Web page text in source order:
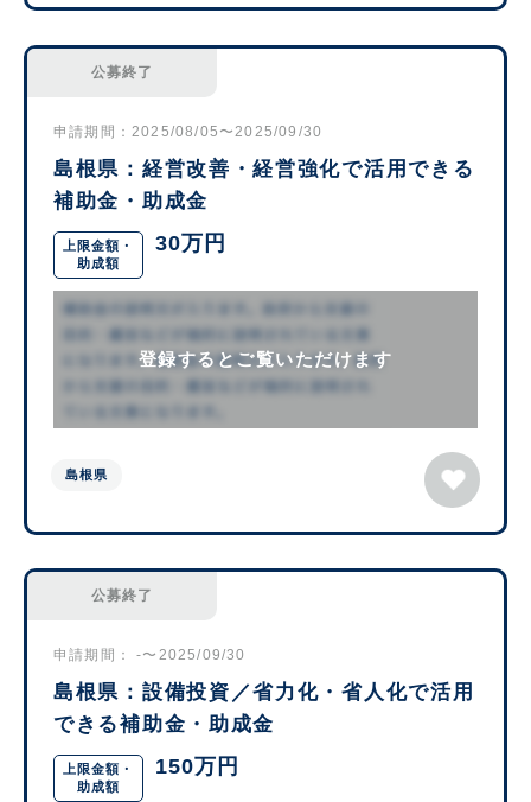
公募終了
申請期間：2025/08/05〜2025/09/30
島根県：経営改善・経営強化で活用できる
補助金・助成金
上限金額・
助成額
30万円
登録するとご覧いただけます
島根県
公募終了
申請期間： -〜2025/09/30
島根県：設備投資／省力化・省人化で活用
できる補助金・助成金
上限金額・
助成額
150万円